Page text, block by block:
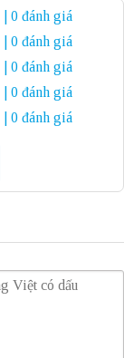
| 0 đánh giá
| 0 đánh giá
| 0 đánh giá
| 0 đánh giá
| 0 đánh giá